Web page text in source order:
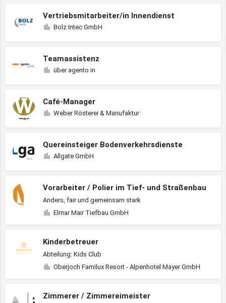
Vertriebsmitarbeiter/in Innendienst
Bolz Intec GmbH
Teamassistenz
über agento in
Café-Manager
Weber Rösterei & Manufaktur
Quereinsteiger Bodenverkehrsdienste
Allgate GmbH
Vorarbeiter / Polier im Tief- und Straßenbau
Anders, fair und gemeinsam stark
Elmar Mair Tiefbau GmbH
Kinderbetreuer
Abteilung: Kids Club
Oberjoch Familux Resort - Alpenhotel Mayer GmbH
Zimmerer / Zimmereimeister